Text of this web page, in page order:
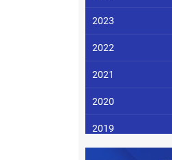
2023
2022
2021
2020
2019